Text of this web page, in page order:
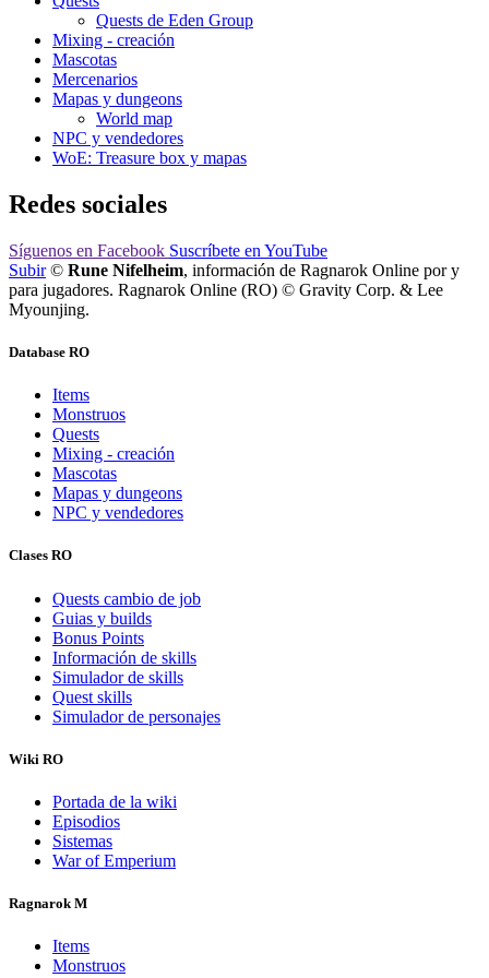
Quests de Eden Group
Mixing - creación
Mascotas
Mercenarios
Mapas y dungeons
World map
NPC y vendedores
WoE: Treasure box y mapas
Redes sociales
Síguenos en Facebook Suscríbete en YouTube
Subir© Rune Nifelheim, información de Ragnarok Online por y
para jugadores. Ragnarok Online (RO) © Gravity Corp. & Lee
Myounjing.
Database RO
Items
Monstruos
Quests
Mixing - creación
Mascotas
Mapas y dungeons
NPC y vendedores
Clases RO
Quests cambio de job
Guias y builds
Bonus Points
Información de skills
Simulador de skills
Quest skills
Simulador de personajes
Wiki RO
Portada de la wiki
Episodios
Sistemas
War of Emperium
Ragnarok M
Items
Monstruos